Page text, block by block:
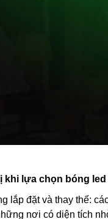
khi lựa chọn bóng
lắp đặt và thay thế:
nơi có diện tích